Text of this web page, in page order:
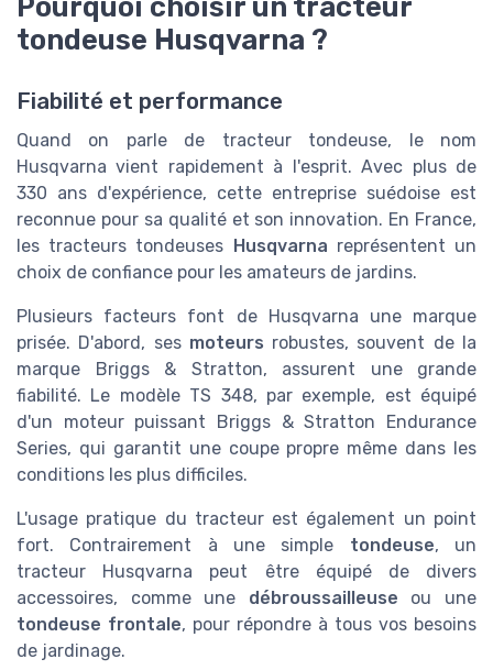
tondeuse Husqvarna ?
Fiabilité et performance
Quand on parle de tracteur tondeuse, le nom
Husqvarna vient rapidement à l'esprit. Avec plus de
330 ans d'expérience, cette entreprise suédoise est
reconnue pour sa qualité et son innovation. En France,
les tracteurs tondeuses Husqvarna représentent un
choix de confiance pour les amateurs de jardins.
Plusieurs facteurs font de Husqvarna une marque
prisée. D'abord, ses moteurs robustes, souvent de la
marque Briggs & Stratton, assurent une grande
fiabilité. Le modèle TS 348, par exemple, est équipé
d'un moteur puissant Briggs & Stratton Endurance
Series, qui garantit une coupe propre même dans les
conditions les plus difficiles.
L'usage pratique du tracteur est également un point
fort. Contrairement à une simple tondeuse, un
tracteur Husqvarna peut être équipé de divers
accessoires, comme une débroussailleuse ou une
tondeuse frontale, pour répondre à tous vos besoins
de jardinage.